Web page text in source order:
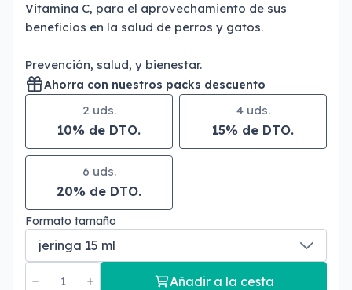
Vitamina C, para el aprovechamiento de sus
beneficios en la salud de perros y gatos.
Prevención, salud, y bienestar.
Ahorra con nuestros packs descuento
2 uds.
10% de DTO.
4 uds.
15% de DTO.
6 uds.
20% de DTO.
Formato tamaño
Añadir a la cesta